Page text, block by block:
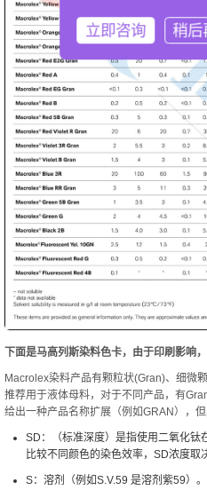
下面是马高​列斯染料色卡，由于印刷影响
Macrolex染料产品有颗粒状(Gran)、细微
推荐用于液体母料，对于不同产品，有
给出一种产品名称扩展（例如GRAN），
SD：（标准深度）是指使用二氧化钛
比较不同颜色的染色效率，SD浓度取
S：溶剂（例如S.V.59 是溶剂紫59）。
立即咨询 稍后